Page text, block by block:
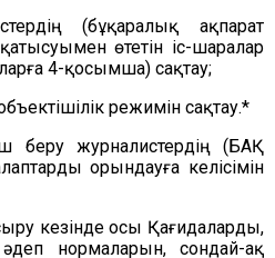
(бұқаралық ақпарат
өтетін іс-шаралар
4-қосымша) сақтау;
режимін сақтау.*
беру журналистердің (БАҚ
орындауға келісімін
кезінде осы Қағидаларды,
әдеп нормаларын, сондай-ақ